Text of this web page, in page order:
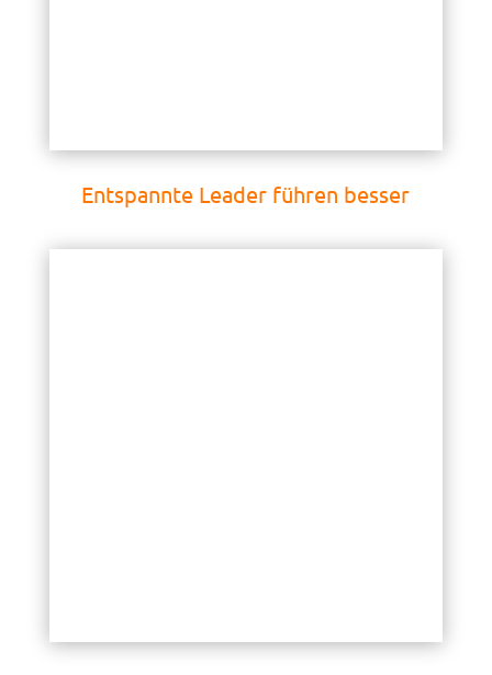
Entspannte Leader führen besser